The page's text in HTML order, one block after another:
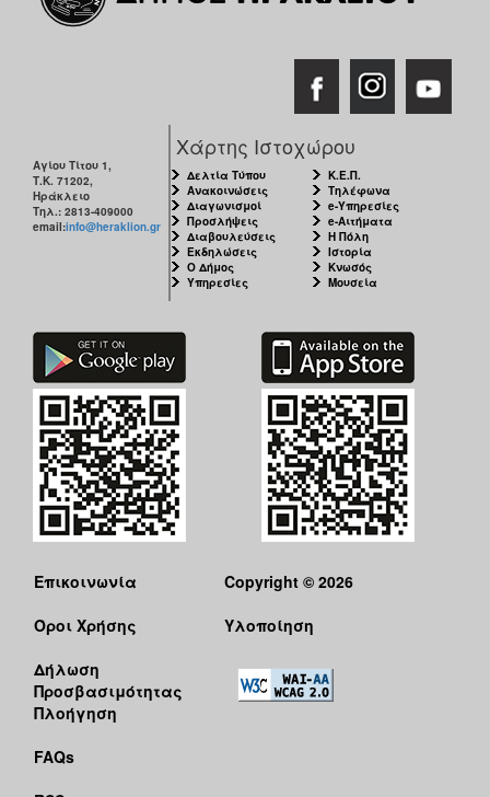
Αγίου Τίτου 1,
Τ.Κ. 71202,
Ηράκλειο
Τηλ.: 2813-409000
email:info@heraklion.gr
Χάρτης Ιστοχώρου
Δελτία Τύπου
Ανακοινώσεις
Διαγωνισμοί
Προσλήψεις
Διαβουλεύσεις
Εκδηλώσεις
Ο Δήμος
Υπηρεσίες
Κ.Ε.Π.
Τηλέφωνα
e-Υπηρεσίες
e-Αιτήματα
Η Πόλη
Ιστορία
Κνωσός
Μουσεία
Επικοινωνία
Όροι Χρήσης
Δήλωση
Προσβασιμότητας
Πλοήγηση
FAQs
Copyright © 2026
Υλοποίηση